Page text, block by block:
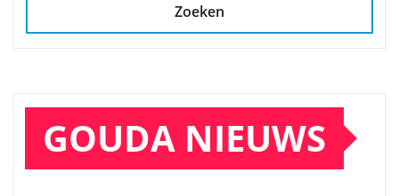
Zoeken
GOUDA NIEUWS